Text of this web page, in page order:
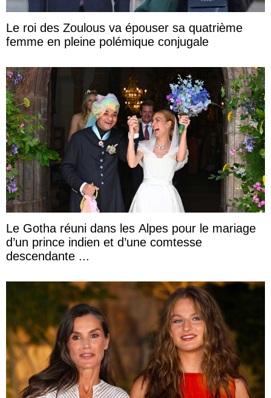
Le roi des Zoulous va épouser sa quatrième
femme en pleine polémique conjugale
Le Gotha réuni dans les Alpes pour le mariage
d’un prince indien et d’une comtesse
descendante ...